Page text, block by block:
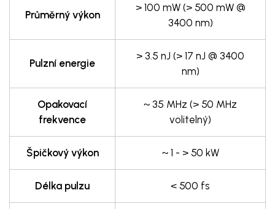
Průměrný výkon
> 100 mW (> 500 mW @
3400 nm)
Pulzní energie
> 3.5 nJ (> 17 nJ @ 3400
nm)
Opakovací
frekvence
~ 35 MHz (> 50 MHz
volitelný)
Špičkový výkon ~ 1 - > 50 kW
Délka pulzu < 500 fs